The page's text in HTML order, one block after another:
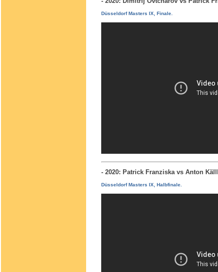
Düsseldorf Masters IX, Finale.
- 2020: Patrick Franziska vs Anton
Düsseldorf Masters IX, Halbfinale.